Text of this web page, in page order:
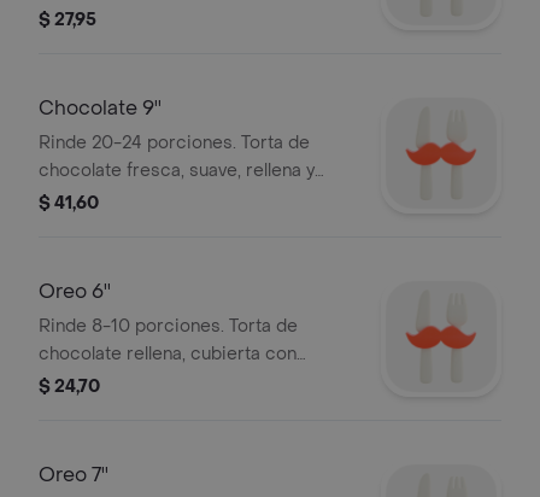
fudge de chocolate.
$ 27,95
Chocolate 9''
Rinde 20-24 porciones. Torta de
chocolate fresca, suave, rellena y
cubierta con un delicioso fudge de
$ 41,60
Oreo 6''
Rinde 8-10 porciones. Torta de
chocolate rellena, cubierta con
buttercream de Oreo, decorado con
$ 24,70
Oreo 7''